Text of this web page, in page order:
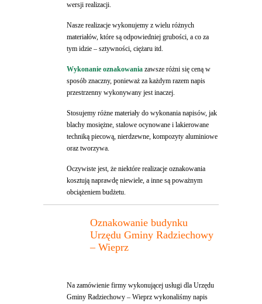
wersji realizacji.
Nasze realizacje wykonujemy z wielu różnych
materiałów, które są odpowiedniej grubości, a co za
tym idzie – sztywności, ciężaru itd.
Wykonanie oznakowania zawsze różni się ceną w
sposób znaczny, ponieważ za każdym razem napis
przestrzenny wykonywany jest inaczej.
Stosujemy różne materiały do wykonania napisów, jak
blachy mosiężne, stalowe ocynowane i lakierowane
techniką piecową, nierdzewne, kompozyty aluminiowe
oraz tworzywa.
Oczywiste jest, że niektóre realizacje oznakowania
kosztują naprawdę niewiele, a inne są poważnym
obciążeniem budżetu.
Oznakowanie budynku
Urzędu Gminy Radziechowy
– Wieprz
Na zamówienie firmy wykonującej usługi dla Urzędu
Gminy Radziechowy – Wieprz wykonaliśmy napis